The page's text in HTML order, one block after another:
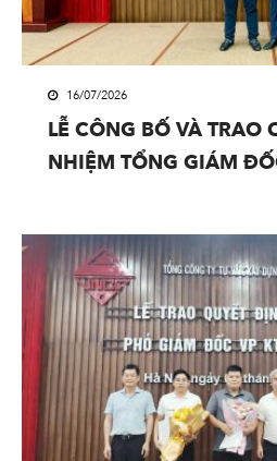
16/07/2026
LỄ CÔNG BỐ VÀ TRAO
NHIỆM TỔNG GIÁM